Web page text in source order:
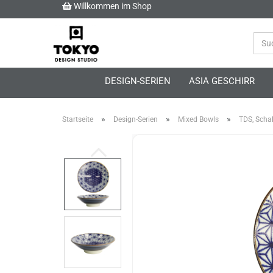
Willkommen im Shop
DESIGN-SERIEN ASIA GESCHIRR
Startseite » Design-Serien » Mixed Bowls » TDS,